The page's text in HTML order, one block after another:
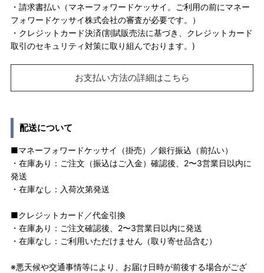
・請求書払い（マネーフォワードケッサイ。ご利用の前にマネー
フォワードケッサイ株式会社の審査が必要です。）
・クレジットカード決済(割賦販売法に基づき、クレジットカード
取引のセキュリティ対策に取り組んでおります。)
お支払い方法の詳細はこちら
配送について
■マネーフォワードケッサイ（掛売）／銀行振込（前払い）
・在庫あり：ご注文（振込はご入金）確認後、2〜3営業日以内に
発送
・在庫なし：入荷次第発送
■クレジットカード／代金引換
・在庫あり：ご注文確認後、2〜3営業日以内に発送
・在庫なし：ご利用いただけません（取り寄せ品含む）
※悪天候や交通事情等により、お届け日時が前後する場合がござ